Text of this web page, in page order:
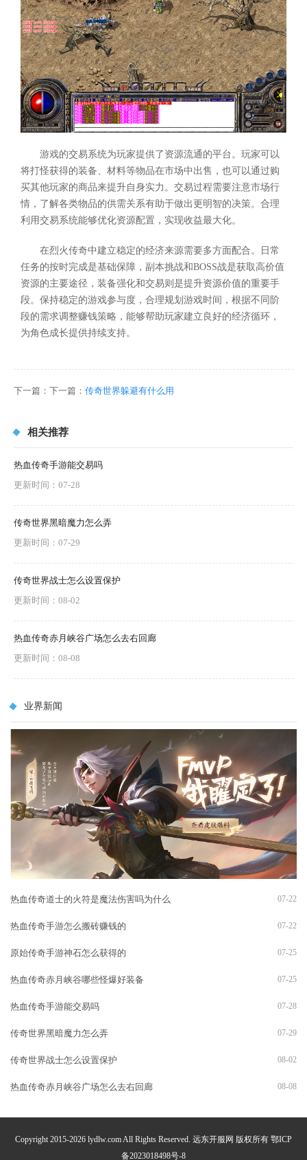
游戏的交易系统为玩家提供了资源流通的平台。玩家可以
将打怪获得的装备、材料等物品在市场中出售，也可以通过购
买其他玩家的商品来提升自身实力。交易过程需要注意市场行
情，了解各类物品的供需关系有助于做出更明智的决策。合理
利用交易系统能够优化资源配置，实现收益最大化。
在烈火传奇中建立稳定的经济来源需要多方面配合。日常
任务的按时完成是基础保障，副本挑战和BOSS战是获取高价值
资源的主要途径，装备强化和交易则是提升资源价值的重要手
段。保持稳定的游戏参与度，合理规划游戏时间，根据不同阶
段的需求调整赚钱策略，能够帮助玩家建立良好的经济循环，
为角色成长提供持续支持。
下一篇：下一篇： 传奇世界躲避有什么用
相关推荐
热血传奇手游能交易吗
更新时间：07-28
传奇世界黑暗魔力怎么弄
更新时间：07-29
传奇世界战士怎么设置保护
更新时间：08-02
热血传奇赤月峡谷广场怎么去右回廊
更新时间：08-08
业界新闻
热血传奇道士的火符是魔法伤害吗为什么 07-22
热血传奇手游怎么搬砖赚钱的 07-22
原始传奇手游神石怎么获得的 07-25
热血传奇赤月峡谷哪些怪爆好装备 07-25
热血传奇手游能交易吗 07-28
传奇世界黑暗魔力怎么弄 07-29
传奇世界战士怎么设置保护 08-02
热血传奇赤月峡谷广场怎么去右回廊 08-08
Copyright 2015-2026 lydlw.com All Rights Reserved. 远东开服网 版权所有 鄂ICP
备2023018498号-8